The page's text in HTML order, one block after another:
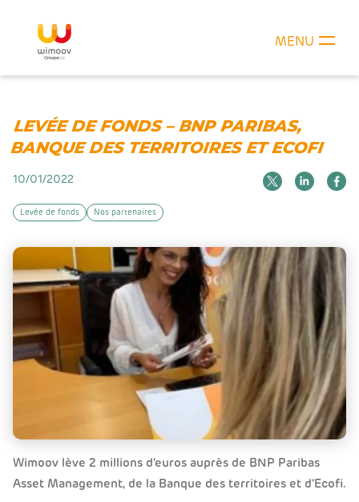
MENU
LEVÉE DE FONDS – BNP PARIBAS,
BANQUE DES TERRITOIRES ET ECOFI
10/01/2022
Levée de fonds Nos partenaires
Wimoov lève 2 millions d'euros auprès de BNP Paribas
Asset Management, de la Banque des territoires et d’Ecofi.